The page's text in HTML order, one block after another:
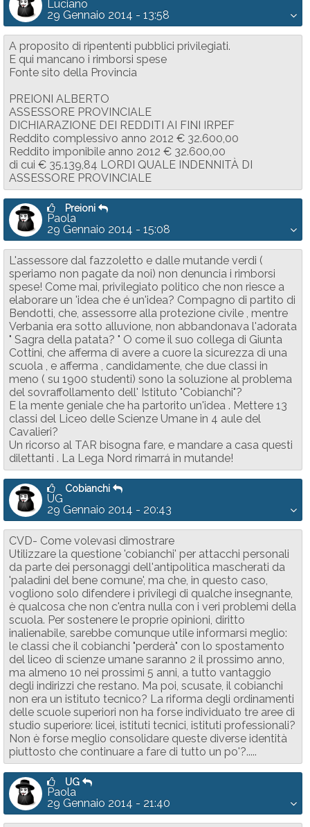
Luciano
29 Gennaio 2014 - 13:58
A proposito di ripententi pubblici privilegiati.
E qui mancano i rimborsi spese
Fonte sito della Provincia
PREIONI ALBERTO
ASSESSORE PROVINCIALE
DICHIARAZIONE DEI REDDITI AI FINI IRPEF
Reddito complessivo anno 2012 € 32.600,00
Reddito imponibile anno 2012 € 32.600,00
di cui € 35.139,84 LORDI QUALE INDENNITÀ DI
ASSESSORE PROVINCIALE
Preioni
Paola
29 Gennaio 2014 - 15:08
L'assessore dal fazzoletto e dalle mutande verdi (
speriamo non pagate da noi) non denuncia i rimborsi
spese! Come mai, privilegiato politico che non riesce a
elaborare un 'idea che é un'idea? Compagno di partito di
Bendotti, che, assessorre alla protezione civile , mentre
Verbania era sotto alluvione, non abbandonava l'adorata
" Sagra della patata? " O come il suo collega di Giunta
Cottini, che afferma di avere a cuore la sicurezza di una
scuola , e afferma , candidamente, che due classi in
meno ( su 1900 studenti) sono la soluzione al problema
del sovraffollamento dell' Istituto "Cobianchi"?
E la mente geniale che ha partorito un'idea . Mettere 13
classi del Liceo delle Scienze Umane in 4 aule del
Cavalieri?
Un ricorso al TAR bisogna fare, e mandare a casa questi
dilettanti . La Lega Nord rimarrá in mutande!
Cobianchi
UG
29 Gennaio 2014 - 20:43
CVD- Come volevasi dimostrare
Utilizzare la questione 'cobianchi' per attacchi personali
da parte dei personaggi dell'antipolitica mascherati da
'paladini del bene comune', ma che, in questo caso,
vogliono solo difendere i privilegi di qualche insegnante,
è qualcosa che non c'entra nulla con i veri problemi della
scuola. Per sostenere le proprie opinioni, diritto
inalienabile, sarebbe comunque utile informarsi meglio:
le classi che il cobianchi "perderà" con lo spostamento
del liceo di scienze umane saranno 2 il prossimo anno,
ma almeno 10 nei prossimi 5 anni, a tutto vantaggio
degli indirizzi che restano. Ma poi, scusate, il cobianchi
non era un istituto tecnico? La riforma degli ordinamenti
delle scuole superiori non ha forse individuato tre aree di
studio superiore: licei, istituti tecnici, istituti professionali?
Non è forse meglio consolidare queste diverse identità
piuttosto che continuare a fare di tutto un po'?.....
UG
Paola
29 Gennaio 2014 - 21:40